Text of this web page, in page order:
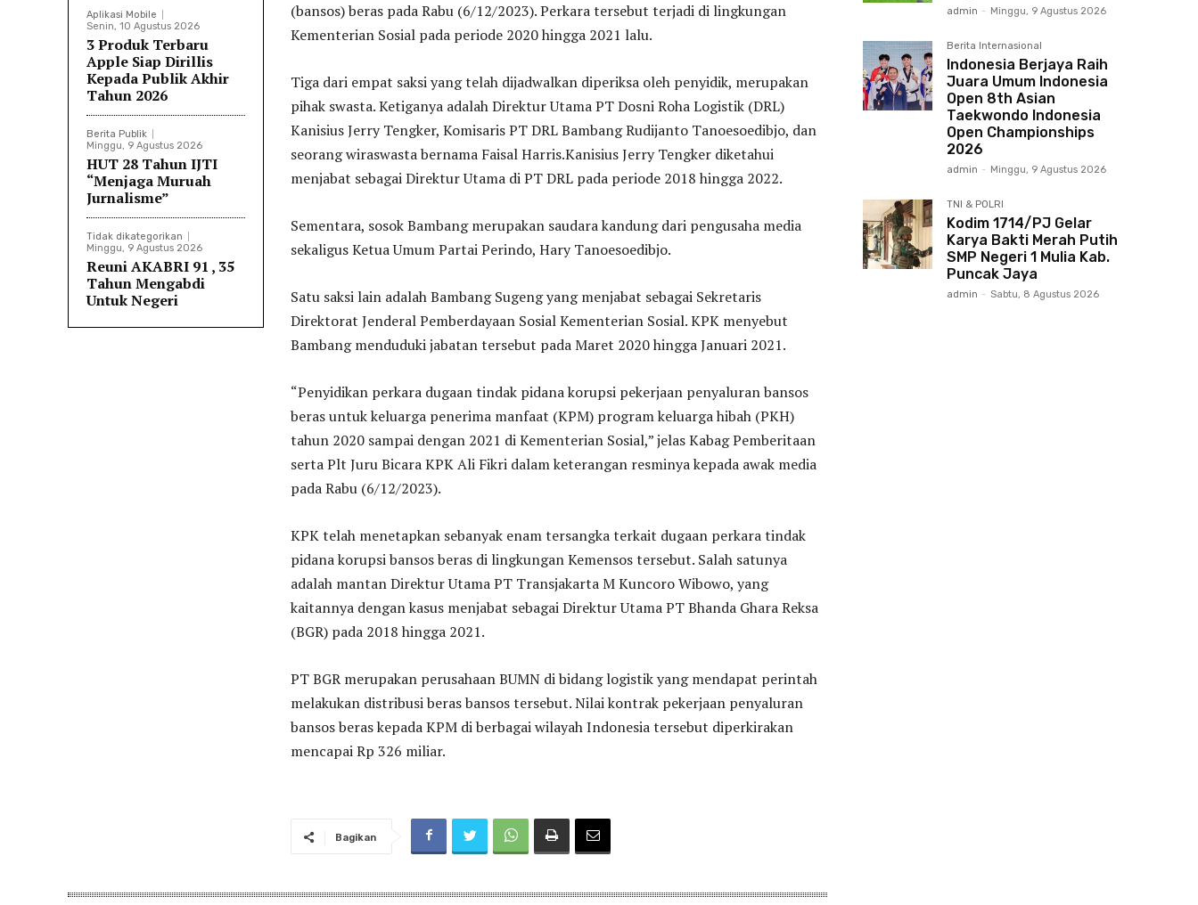
Aplikasi Mobile
Senin, 10 Agustus 2026
3 Produk Terbaru
Apple Siap Dirillis
Kepada Publik Akhir
Tahun 2026
Berita Publik
Minggu, 9 Agustus 2026
HUT 28 Tahun IJTI
“Menjaga Muruah
Jurnalisme”
Tidak dikategorikan
Minggu, 9 Agustus 2026
Reuni AKABRI 91 , 35
Tahun Mengabdi
Untuk Negeri
(bansos) beras pada Rabu (6/12/2023). Perkara tersebut terjadi di lingkungan
Kementerian Sosial pada periode 2020 hingga 2021 lalu.
Tiga dari empat saksi yang telah dijadwalkan diperiksa oleh penyidik, merupakan
pihak swasta. Ketiganya adalah Direktur Utama PT Dosni Roha Logistik (DRL)
Kanisius Jerry Tengker, Komisaris PT DRL Bambang Rudijanto Tanoesoedibjo, dan
seorang wiraswasta bernama Faisal Harris.Kanisius Jerry Tengker diketahui
menjabat sebagai Direktur Utama di PT DRL pada periode 2018 hingga 2022.
Sementara, sosok Bambang merupakan saudara kandung dari pengusaha media
sekaligus Ketua Umum Partai Perindo, Hary Tanoesoedibjo.
Satu saksi lain adalah Bambang Sugeng yang menjabat sebagai Sekretaris
Direktorat Jenderal Pemberdayaan Sosial Kementerian Sosial. KPK menyebut
Bambang menduduki jabatan tersebut pada Maret 2020 hingga Januari 2021.
“Penyidikan perkara dugaan tindak pidana korupsi pekerjaan penyaluran bansos
beras untuk keluarga penerima manfaat (KPM) program keluarga hibah (PKH)
tahun 2020 sampai dengan 2021 di Kementerian Sosial,” jelas Kabag Pemberitaan
serta Plt Juru Bicara KPK Ali Fikri dalam keterangan resminya kepada awak media
pada Rabu (6/12/2023).
KPK telah menetapkan sebanyak enam tersangka terkait dugaan perkara tindak
pidana korupsi bansos beras di lingkungan Kemensos tersebut. Salah satunya
adalah mantan Direktur Utama PT Transjakarta M Kuncoro Wibowo, yang
kaitannya dengan kasus menjabat sebagai Direktur Utama PT Bhanda Ghara Reksa
(BGR) pada 2018 hingga 2021.
PT BGR merupakan perusahaan BUMN di bidang logistik yang mendapat perintah
melakukan distribusi beras bansos tersebut. Nilai kontrak pekerjaan penyaluran
bansos beras kepada KPM di berbagai wilayah Indonesia tersebut diperkirakan
mencapai Rp 326 miliar.
Bagikan
admin - Minggu, 9 Agustus 2026
Berita Internasional
Indonesia Berjaya Raih
Juara Umum Indonesia
Open 8th Asian
Taekwondo Indonesia
Open Championships
2026
admin - Minggu, 9 Agustus 2026
TNI & POLRI
Kodim 1714/PJ Gelar
Karya Bakti Merah Putih
SMP Negeri 1 Mulia Kab.
Puncak Jaya
admin - Sabtu, 8 Agustus 2026